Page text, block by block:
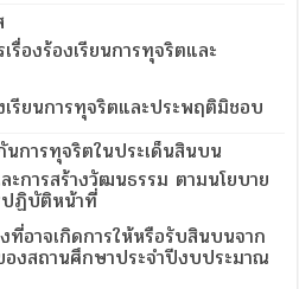
องร้องเรียนการทุจริตและ
เรียนการทุจริตและประพฤติมิชอบ
นการทุจริตในประเด็นสินบน
ะการสร้างวัฒนธรรม ตามนโยบาย
ฏิบัติหน้าที่
ที่อาจเกิดการให้หรือรับสินบนจาก
องสถานศึกษาประจำปีงบประมาณ